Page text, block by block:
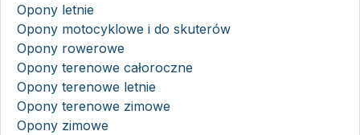
Opony letnie
Opony motocyklowe i do skuterów
Opony rowerowe
Opony terenowe całoroczne
Opony terenowe letnie
Opony terenowe zimowe
Opony zimowe